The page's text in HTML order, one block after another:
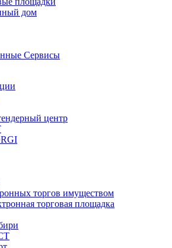
дом
Сервисы
центр
торгов имуществом
торговая площадка